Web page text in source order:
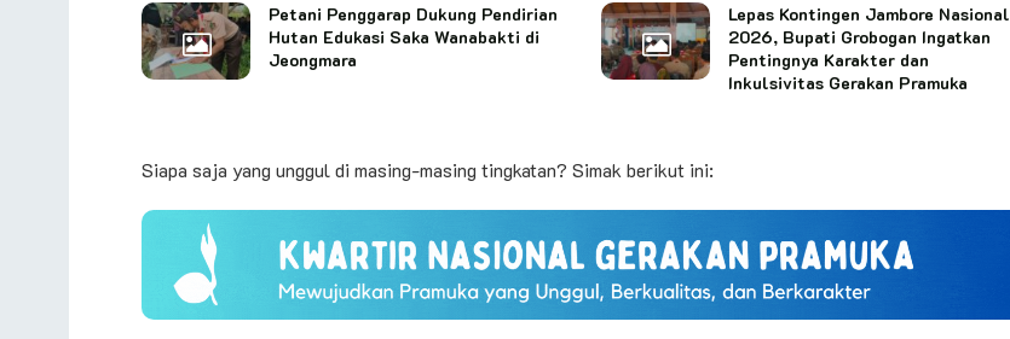
Petani Penggarap Dukung Pendirian
Hutan Edukasi Saka Wanabakti di
Jeongmara
Lepas Kontingen Jambore Nasional
2026, Bupati Grobogan Ingatkan
Pentingnya Karakter dan
Inkulsivitas Gerakan Pramuka
Siapa saja yang unggul di masing-masing tingkatan? Simak berikut ini: